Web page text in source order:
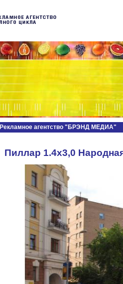
Рекламное агентство "БРЭНД МЕДИА"
Пиллар 1.4х3,0